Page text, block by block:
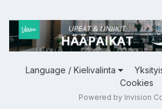
Language / Kielivalinta
Cookies
Powered by Invision